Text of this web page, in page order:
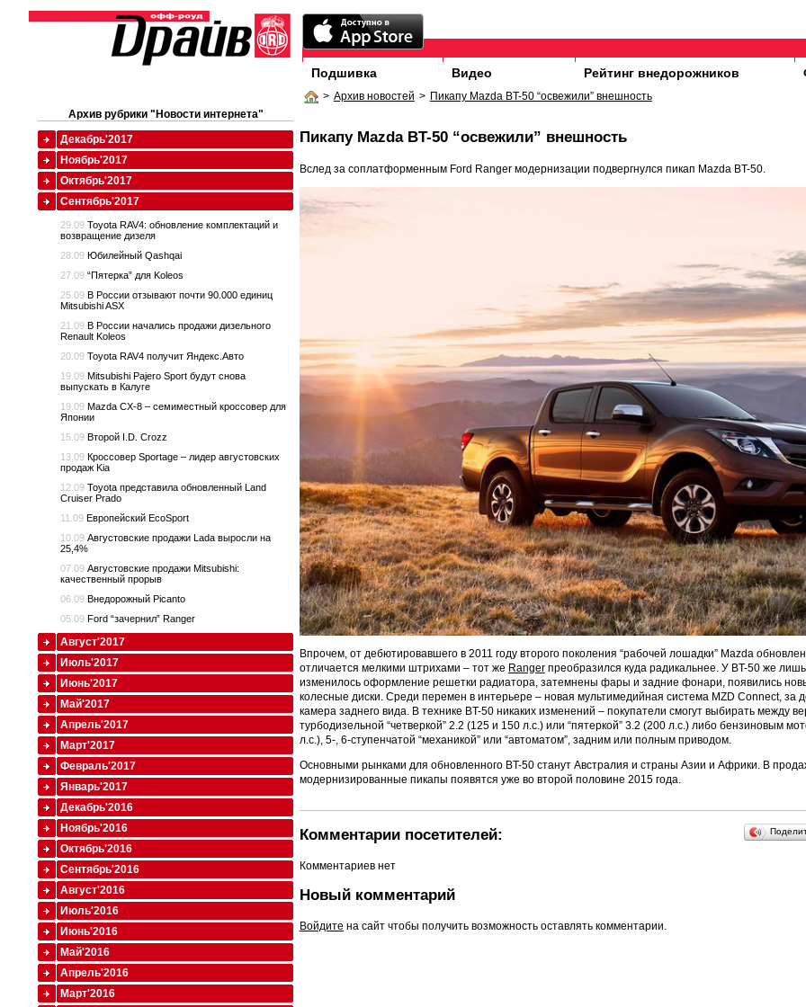
Подшивка Видео Рейтинг внедорожников
> Архив новостей > Пикапу Mazda BT-50 “освежили” внешность
Пикапу Mazda BT-50 “освежили” внешность
Вслед за соплатформенным Ford Ranger модернизации подвергнулся пикап Mazda BT-50.
Впрочем, от дебютировавшего в 2011 году второго поколения “рабочей лошадки” Mazda
отличается мелкими штрихами – тот же Rangerпреобразился куда радикальнее. У BT-50 же лишь
изменилось оформление решетки радиатора, затемнены фары и задние фонари, появились
колесные диски. Среди перемен в интерьере – новая мультимедийная система MZD Connect, за
камера заднего вида. В технике BT-50 никаких изменений – покупатели смогут выбирать между
турбодизельной “четверкой” 2.2 (125 и 150 л.с.) или “пятеркой” 3.2 (200 л.с.) либо бензиновым
л.с.), 5-, 6-ступенчатой “механикой” или “автоматом”, задним или полным приводом.
Основными рынками для обновленного BT-50 станут Австралия и страны Азии и Африки. В
модернизированные пикапы появятся уже во второй половине 2015 года.
Комментарии посетителей:
Комментариев нет
Новый комментарий
Войдите на сайт чтобы получить возможность оставлять комментарии.
Архив рубрики "Новости интернета"
Декабрь'2017
Ноябрь'2017
Октябрь'2017
Сентябрь'2017
29.09 Toyota RAV4: обновление комплектаций и
возвращение дизеля
28.09 Юбилейный Qashqai
27.09 “Пятерка” для Koleos
25.09 В России отзывают почти 90.000 единиц
Mitsubishi ASX
21.09 В России начались продажи дизельного
Renault Koleos
20.09 Toyota RAV4 получит Яндекс.Авто
19.09 Mitsubishi Pajero Sport будут снова
выпускать в Калуге
19.09 Mazda CX-8 – семиместный кроссовер для
Японии
15.09 Второй I.D. Crozz
13.09 Кроссовер Sportage – лидер августовских
продаж Kia
12.09 Toyota представила обновленный Land
Cruiser Prado
11.09 Европейский EcoSport
10.09 Августовские продажи Lada выросли на
25,4%
07.09 Августовские продажи Mitsubishi:
качественный прорыв
06.09 Внедорожный Picanto
05.09 Ford “зачернил” Ranger
Август'2017
Июль'2017
Июнь'2017
Май'2017
Апрель'2017
Март'2017
Февраль'2017
Январь'2017
Декабрь'2016
Ноябрь'2016
Октябрь'2016
Сентябрь'2016
Август'2016
Июль'2016
Июнь'2016
Май'2016
Апрель'2016
Март'2016